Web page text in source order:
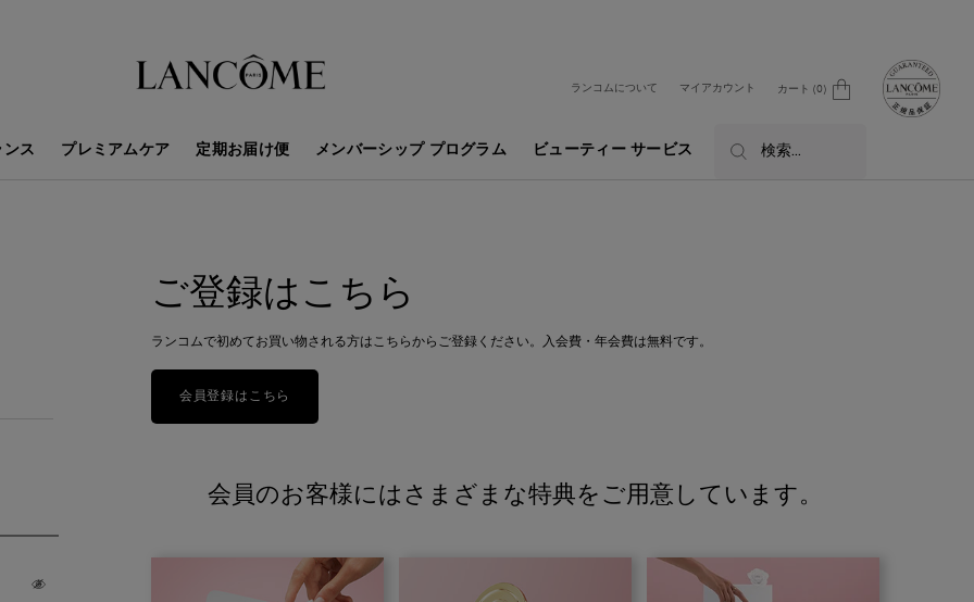
ランコムについて マイアカウント カート 0
0 カート内の製品
ンス プレミアムケア 定期お届け便 メンバーシップ プログラム ビューティー サービス 検索...
ご登録はこちら
ランコムで初めてお買い物される方はこちらからご登録ください。入会費・年会費は無料です。
会員登録はこちら
会員のお客様にはさまざまな特典をご用意しています。